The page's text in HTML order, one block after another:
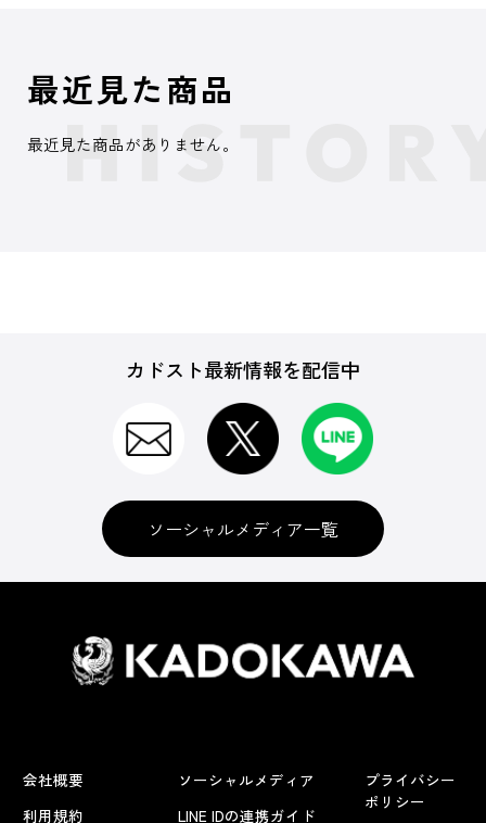
最近見た商品
最近見た商品がありません。
カドスト最新情報を配信中
ソーシャルメディア一覧
会社概要
利用規約
ソーシャルメディア
LINE IDの連携ガイド
プライバシー
ポリシー